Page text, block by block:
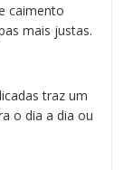
caimento
mais justas.
traz um
o dia a dia ou